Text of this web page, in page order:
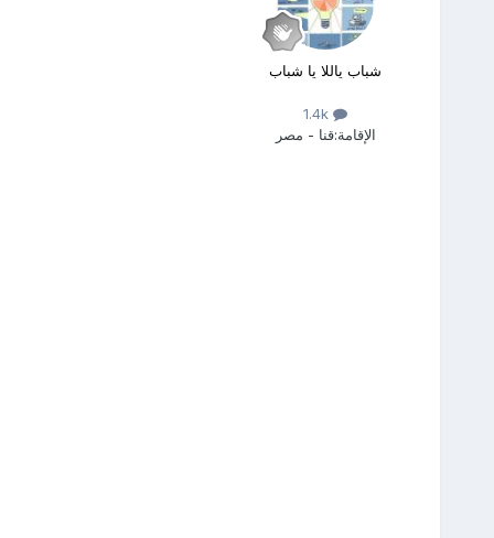
شباب ياللا يا شباب
1.4k
الإقامة:قنا - مصر